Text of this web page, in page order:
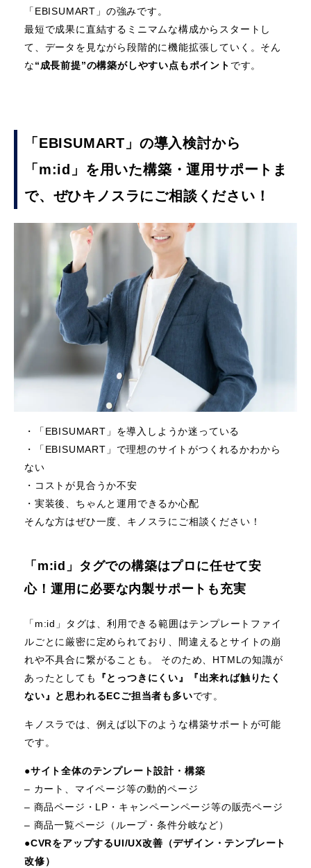
「EBISUMART」の強みです。
最短で成果に直結するミニマムな構成からスタートし
て、データを見ながら段階的に機能拡張していく。そん
な“成長前提”の構築がしやすい点もポイント です。
「EBISUMART」の導入検討から
「m:id」を用いた構築・運用サポートま
で、ぜひキノスラにご相談ください！
・「EBISUMART」を導入しようか迷っている
・「EBISUMART」で理想のサイトがつくれるかわから
ない
・コストが見合うか不安
・実装後、ちゃんと運用できるか心配
そんな方はぜひ一度、キノスラにご相談ください！
「m:id」タグでの構築はプロに任せて安
心！運用に必要な内製サポートも充実
「m:id」タグは、利用できる範囲はテンプレートファイ
ルごとに厳密に定められており、間違えるとサイトの崩
れや不具合に繋がることも。 そのため、HTMLの知識が
あったとしても
『とっつきにくい』『出来れば触りたく
ない』と思われるECご担当者も多いです。
キノスラでは、例えば以下のような構築サポートが可能
です。
●サイト全体のテンプレート設計・構築
– カート、マイページ等の動的ページ
– 商品ページ・LP・キャンペーンページ等の販売ページ
– 商品一覧ページ（ループ・条件分岐など）
●CVRをアップするUI/UX改善（デザイン・テンプレート
改修）